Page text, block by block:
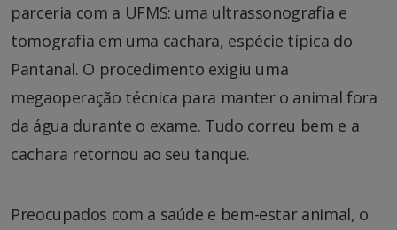
parceria com a UFMS: uma ultrassonografia e
tomografia em uma cachara, espécie típica do
Pantanal. O procedimento exigiu uma
megaoperação técnica para manter o animal fora
da água durante o exame. Tudo correu bem e a
cachara retornou ao seu tanque.
Preocupados com a saúde e bem-estar animal, o